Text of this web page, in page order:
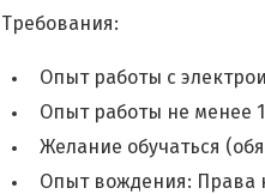
Требования:
Опыт работы с
Опыт работы не менее 1
Желание обучаться
Опыт вождения: Права